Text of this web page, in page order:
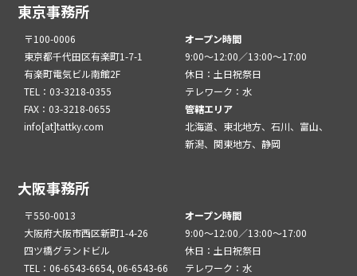
東京事務所
〒100-0006
東京都千代田区有楽町1-7-1
有楽町電気ビル南館2F
TEL：03-3218-0355
FAX：03-3218-0655
info[at]tattky.com
オープン時間
9:00～12:00／13:00～17:00
休日：土日祝祭日
テレワーク：水
管轄エリア
北海道、東北地方、石川、富山、
新潟、関東地方、静岡
大阪事務所
〒550-0013
大阪府大阪市西区新町1-4-26
四ツ橋グランドビル
TEL：06-6543-6654, 06-6543-66
オープン時間
9:00～12:00／13:00～17:00
休日：土日祝祭日
テレワーク：水